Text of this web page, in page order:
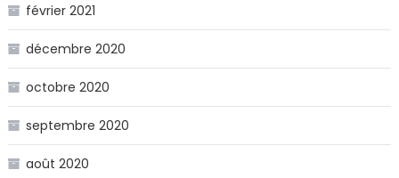
février 2021
décembre 2020
octobre 2020
septembre 2020
août 2020